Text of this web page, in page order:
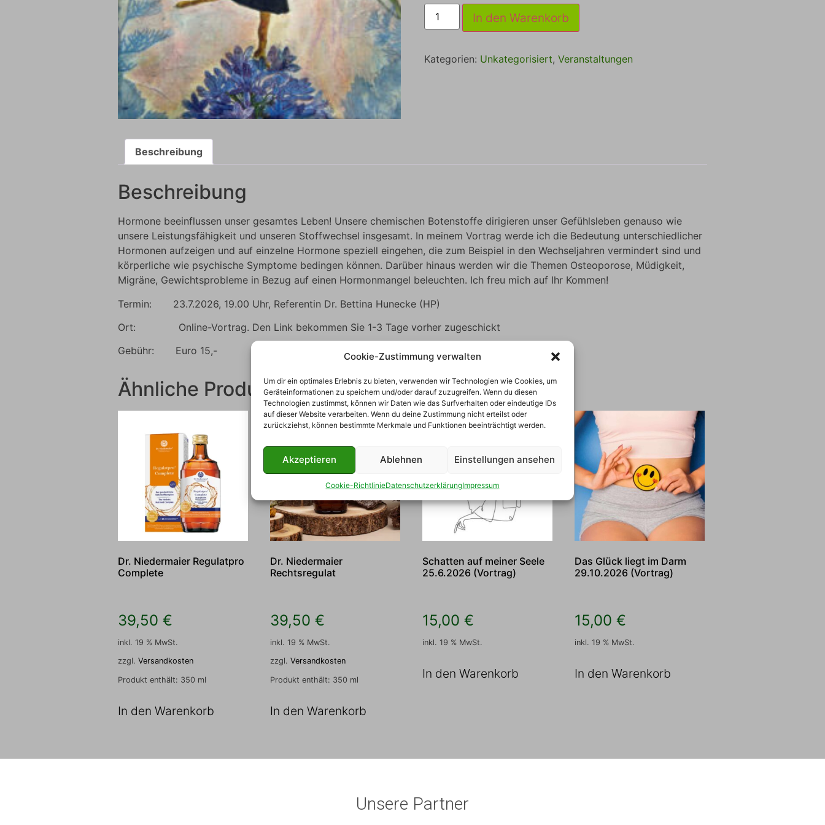
Cookie-Zustimmung verwalten
Um dir ein optimales Erlebnis zu bieten, verwenden wir Technologien wie Cookies, um
Geräteinformationen zu speichern und/oder darauf zuzugreifen. Wenn du diesen
Technologien zustimmst, können wir Daten wie das Surfverhalten oder eindeutige IDs
auf dieser Website verarbeiten. Wenn du deine Zustimmung nicht erteilst oder
zurückziehst, können bestimmte Merkmale und Funktionen beeinträchtigt werden.
Akzeptieren Ablehnen Einstellungen ansehen
Cookie-RichtlinieDatenschutzerklärungImpressum
In den Warenkorb
Kategorien: Unkategorisiert,Veranstaltungen
Beschreibung
Beschreibung
Hormone beeinflussen unser gesamtes Leben! Unsere chemischen Botenstoffe dirigieren unser Gefühlsleben genauso wie
unsere Leistungsfähigkeit und unseren Stoffwechsel insgesamt. In meinem Vortrag werde ich die Bedeutung unterschiedlicher
Hormonen aufzeigen und auf einzelne Hormone speziell eingehen, die zum Beispiel in den Wechseljahren vermindert sind und
körperliche wie psychische Symptome bedingen können. Darüber hinaus werden wir die Themen Osteoporose, Müdigkeit,
Migräne, Gewichtsprobleme in Bezug auf einen Hormonmangel beleuchten. Ich freu mich auf Ihr Kommen!
Termin: 23.7.2026, 19.00 Uhr, Referentin Dr. Bettina Hunecke (HP)
Ort: Online-Vortrag. Den Link bekommen Sie 1-3 Tage vorher zugeschickt
Gebühr: Euro 15,-
Ähnliche Produkte
Dr. Niedermaier Regulatpro
Complete
39,50 €
inkl. 19 % MwSt.
zzgl. Versandkosten
Produkt enthält: 350 ml
In den Warenkorb
Dr. Niedermaier
Rechtsregulat
39,50€
inkl. 19 % MwSt.
zzgl.Versandkosten
Produkt enthält: 350 ml
In den Warenkorb
Schatten auf meiner Seele
25.6.2026 (Vortrag)
15,00€
inkl. 19 % MwSt.
In den Warenkorb
Das Glück liegt im Darm
29.10.2026 (Vortrag)
15,00€
inkl. 19 % MwSt.
In den Warenkorb
Unsere Partner